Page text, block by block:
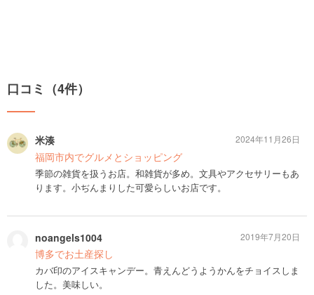
口コミ（4件）
米湊
福岡市内でグルメとショッピング
季節の雑貨を扱うお店。和雑貨が多め。文具やアクセサリーもあ
ります。小ぢんまりした可愛らしいお店です。
2024年11月26日
noangels1004
博多でお土産探し
カバ印のアイスキャンデー。青えんどうようかんをチョイスしま
した。美味しい。
2019年7月20日